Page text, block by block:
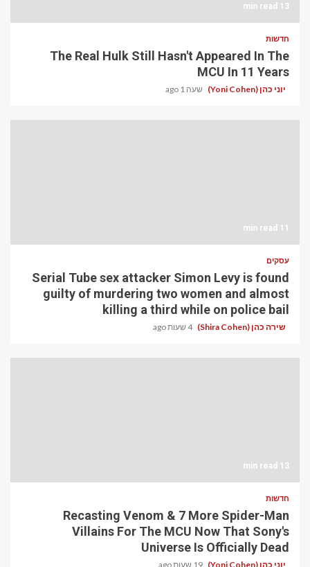
13 min read
חדשות
The Real Hulk Still Hasn't Appeared In The
MCU In 11 Years
יוני כהן (Yoni Cohen) שעה 1 ago
11 min read
עסקים
Serial Tube sex attacker Simon Levy is found
guilty of murdering two women and almost
killing a third while on police bail
שירה כהן (Shira Cohen) 4 שעות ago
13 min read
חדשות
Recasting Venom & 7 More Spider-Man
Villains For The MCU Now That Sony's
Universe Is Officially Dead
יוני כהן (Yoni Cohen) 19 שעות ago